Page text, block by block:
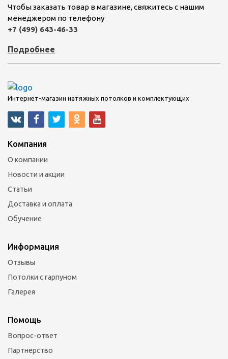
Чтобы заказать товар в магазине, свяжитесь с нашим
менеджером по телефону
+7 (499) 643-46-33
Подробнее
Интернет-магазин натяжных потолков и комплектующих
Компания
О компании
Новости и акции
Статьи
Доставка и оплата
Обучение
Информация
Отзывы
Потолки с гарпуном
Галерея
Помощь
Вопрос-ответ
Партнерство